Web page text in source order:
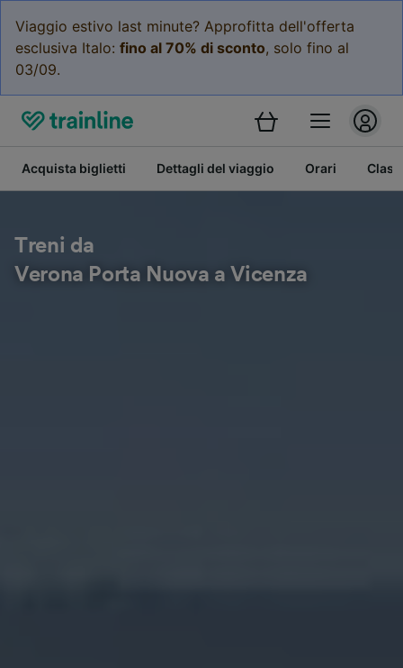
Viaggio estivo last minute? Approfitta dell'offerta
esclusiva Italo: fino al 70% di sconto, solo fino al
03/09.
Acquista biglietti Dettagli del viaggio Orari
Treni da
Verona Porta Nuova a Vicenza